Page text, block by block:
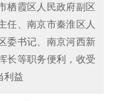
栖霞区人民政府副区
任、南京市秦淮区人
委书记、南京河西新
长等职务便利，收受
利益